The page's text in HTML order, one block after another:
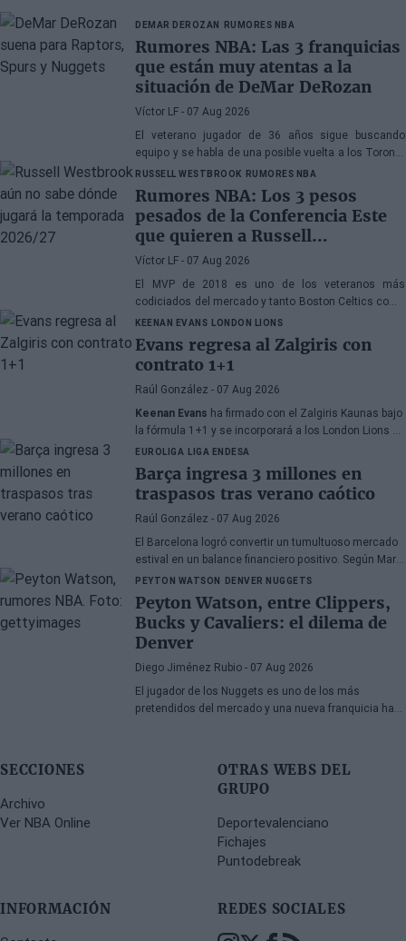
DEMAR DEROZAN RUMORES NBA
Rumores NBA: Las 3 franquicias
que están muy atentas a la
situación de DeMar DeRozan
Víctor LF - 07 Aug 2026
El veterano jugador de 36 años sigue buscando
equipo y se habla de una posible vuelta a los Toronto
Raptors o San Antonio Spurs, mientras Denver
Nuggets también forma parte de la ecuación
RUSSELL WESTBROOK RUMORES NBA
Rumores NBA: Los 3 pesos
pesados de la Conferencia Este
que quieren a Russell
Westbrook
Víctor LF - 07 Aug 2026
El MVP de 2018 es uno de los veteranos más
codiciados del mercado y tanto Boston Celtics como
Cleveland Cavaliers y Detroit Pistons estarían
interesados en hacerse con sus servicios
KEENAN EVANS LONDON LIONS
Evans regresa al Zalgiris con
contrato 1+1
Raúl González - 07 Aug 2026
Keenan Evans ha firmado con el Zalgiris Kaunas bajo
la fórmula 1+1 y se incorporará a los London Lions en
calidad de cedido durante la temporada 2026/27. El
base estadounidense continúa su proceso de
recuperación tras las lesiones sufridas en los
últimos meses.
EUROLIGA LIGA ENDESA
Barça ingresa 3 millones en
traspasos tras verano caótico
Raúl González - 07 Aug 2026
El Barcelona logró convertir un tumultuoso mercado
estival en un balance financiero positivo. Según Marc
Mundet, la sección azulgrana ingresó cerca de tres
millones de euros procedentes de salidas de
jugadores, a pesar de un proceso de transferencias
marcado por la incertidumbre y los cambios de
última hora.
PEYTON WATSON DENVER NUGGETS
Peyton Watson, entre Clippers,
Bucks y Cavaliers: el dilema de
Denver
Diego Jiménez Rubio - 07 Aug 2026
El jugador de los Nuggets es uno de los más
pretendidos del mercado y una nueva franquicia ha
SECCIONES
Archivo
Ver NBA Online
OTRAS WEBS DEL
GRUPO
Deportevalenciano
Fichajes
Puntodebreak
INFORMACIÓN
REDES SOCIALES